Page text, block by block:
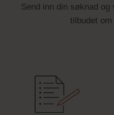
Send inn din søknad
tilbudet